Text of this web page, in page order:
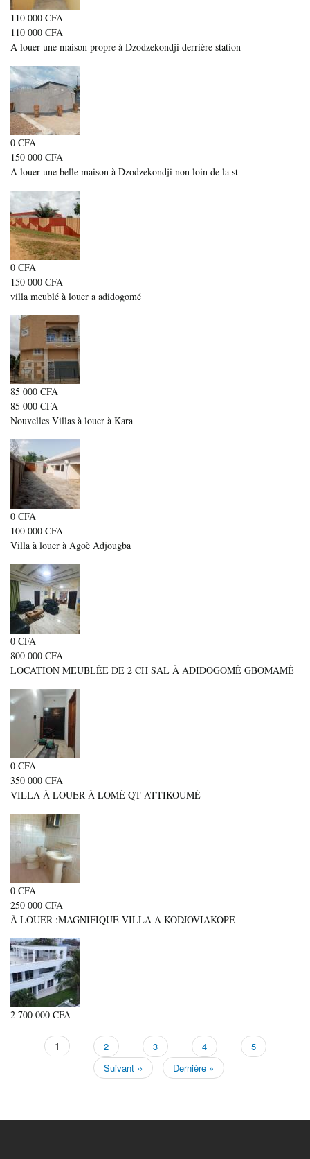
110 000 CFA
110 000 CFA
A louer une maison propre à Dzodzekondji derrière station
0 CFA
150 000 CFA
A louer une belle maison à Dzodzekondji non loin de la st
0 CFA
150 000 CFA
villa meublé à louer a adidogomé
85 000 CFA
85 000 CFA
Nouvelles Villas à louer à Kara
0 CFA
100 000 CFA
Villa à louer à Agoè Adjougba
0 CFA
800 000 CFA
LOCATION MEUBLÉE DE 2 CH SAL À ADIDOGOMÉ GBOMAMÉ
0 CFA
350 000 CFA
VILLA À LOUER À LOMÉ QT ATTIKOUMÉ
0 CFA
250 000 CFA
À LOUER :MAGNIFIQUE VILLA A KODJOVIAKOPE
2 700 000 CFA
Pagination Page
1 Page
2 Page
3 Page
4 Page
5
Page
suivante
Suivant ››
Dernière
page
Dernière »